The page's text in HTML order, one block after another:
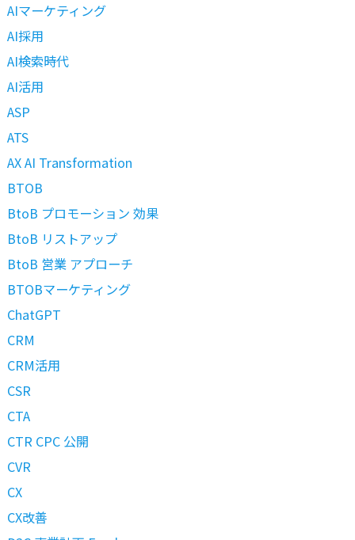
AIマーケティング
AI採用
AI検索時代
AI活用
ASP
ATS
AX AI Transformation
BTOB
BtoB プロモーション 効果
BtoB リストアップ
BtoB 営業 アプローチ
BTOBマーケティング
ChatGPT
CRM
CRM活用
CSR
CTA
CTR CPC 公開
CVR
CX
CX改善